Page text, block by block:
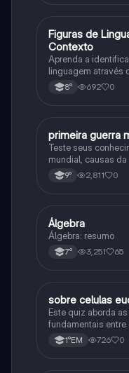
FPortuguês
Figuras de
Contexto
Aprenda a
linguagem através
8° 692 0
História
primeira guerra
Teste seus
mundial, causas
consequências da
primeira guerra
9° 2,811 0
Matematica
Álgebra
Álgebra: resumo
7° 3,251 65
Biologia
sobre celulas
Este quiz aborda
fundamentais
procariontes.
1°EM 726 0